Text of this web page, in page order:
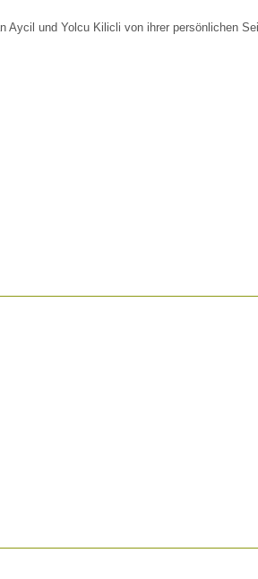
Aycil und Yolcu Kilicli von ihrer persönlichen